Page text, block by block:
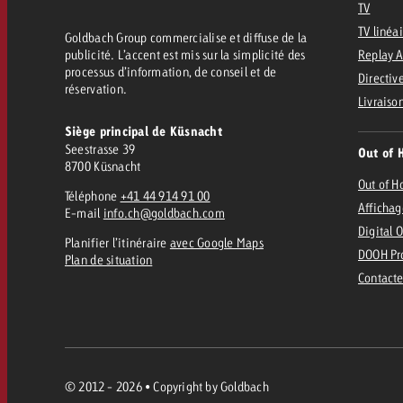
Goldbach Group commercialise et diffuse de la
publicité. L’accent est mis sur la simplicité des
processus d’information, de conseil et de
réservation.
Siège principal de Küsnacht
Seestrasse 39
8700 Küsnacht
Téléphone +41 44 914 91 00
E-mail info.ch@goldbach.com
Planifier l’itinéraire avec Google Maps
Plan de situation
TV
TV
Replay
Out of
Out of
Digital
DOOH
© 2012 - 2026 • Copyright by Goldbach